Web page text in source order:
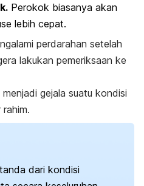
Perokok biasanya akan
lebih cepat.
perdarahan setelah
lakukan pemeriksaan ke
gejala suatu kondisi
dari kondisi